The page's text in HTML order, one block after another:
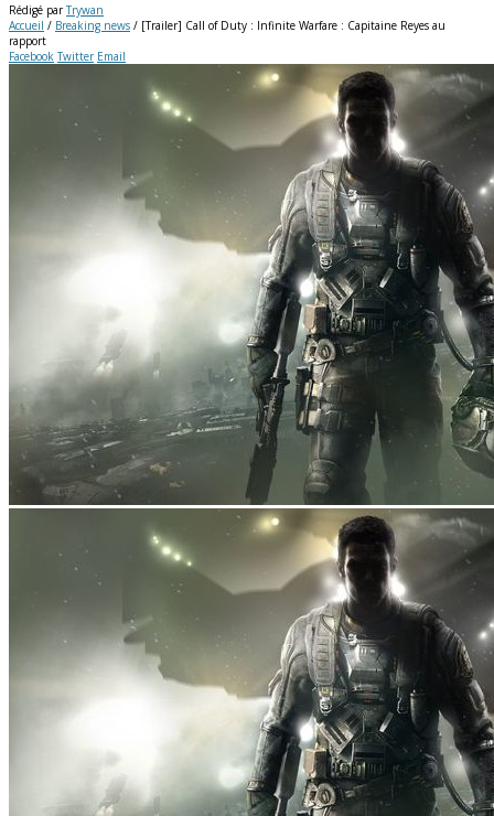
Rédigé parTrywan
Accueil / Breaking news / [Trailer] Call of Duty : Infinite Warfare : Capitaine Reyes au
rapport
Facebook Twitter Email